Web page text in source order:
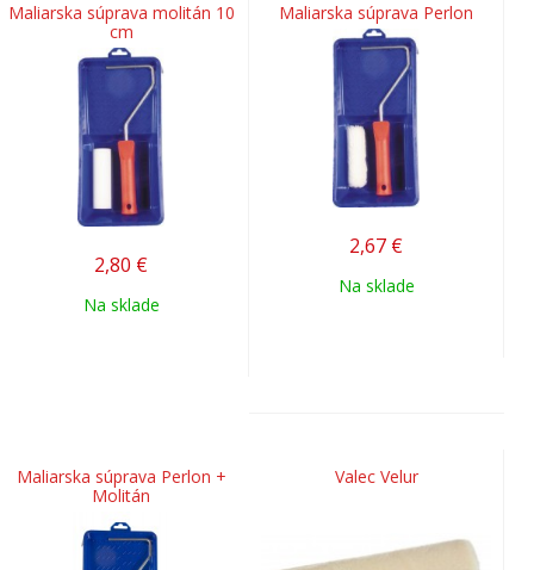
Maliarska súprava molitán 10
cm
2,80 €
Na sklade
Maliarska súprava Perlon
2,67 €
Na sklade
Maliarska súprava Perlon +
Molitán
Valec Velur